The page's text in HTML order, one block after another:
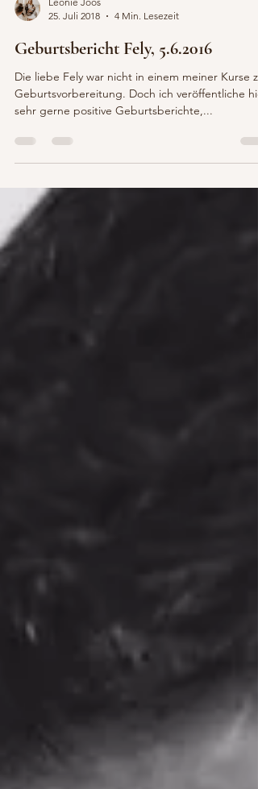
25. Juli 2018
4 Min. Lesezeit
Geburtsbericht Fely, 5.6.2016
Die liebe Fely war nicht in einem meiner Kurse
sehr gerne positive Geburtsberichte,...